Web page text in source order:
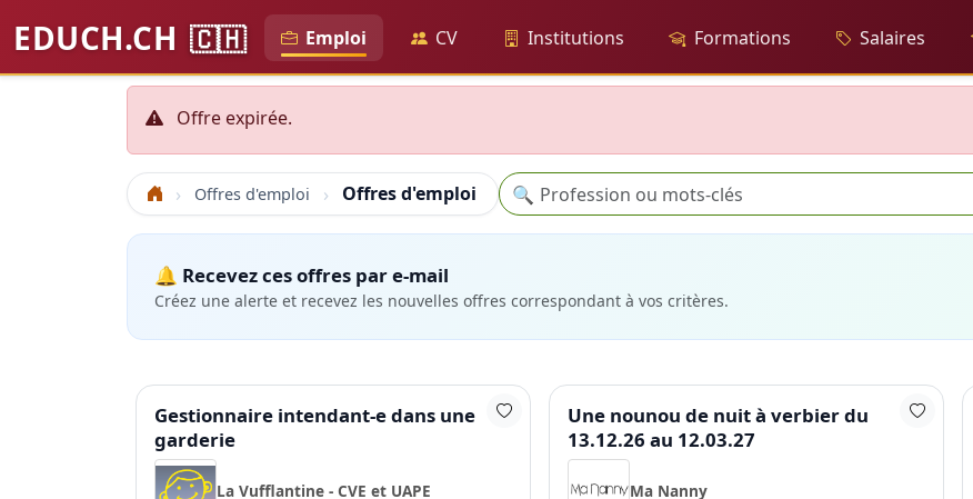
EDUCH.CH 🇨🇭 Emploi CV Institutions Formations Salaires
Offre expirée.
Accueil Offres d'emploi Offres d'emploi Recherche
🔍
🔔 Recevez ces offres par e-mail
Créez une alerte et recevez les nouvelles offres correspondant à vos critères.
Gestionnaire intendant-e dans une
garderie
La Vufflantine - CVE et UAPE
Une nounou de nuit à verbier du
13.12.26 au 12.03.27
Ma Nanny